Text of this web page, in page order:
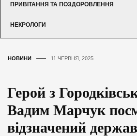
ПРИВІТАННЯ ТА ПОЗДОРОВЛЕННЯ
НЕКРОЛОГИ
НОВИНИ 11 ЧЕРВНЯ, 2025
Герой з
Вадим Марчук
відзначений